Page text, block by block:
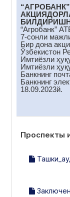
“Агробанк”
7-сонли
Бир дона
Ўзбекистон
Имтиёзли
Имтиёзли
Банкнинг
Банкнинг
18.09.2023й.
Проспекты